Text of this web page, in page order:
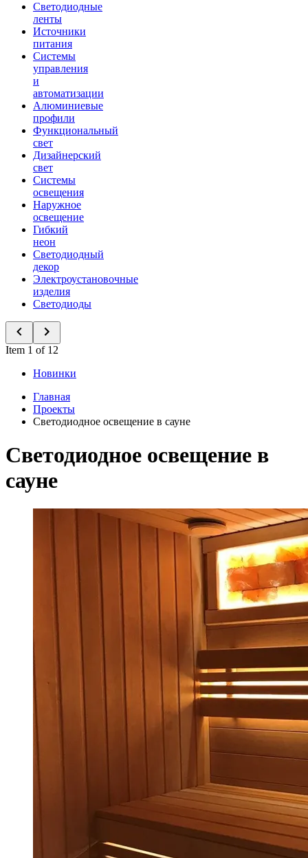
Светодиодные
ленты
Источники
питания
Системы
управления
и
автоматизации
Алюминиевые
профили
Функциональный
свет
Дизайнерский
свет
Системы
освещения
Наружное
освещение
Гибкий
неон
Светодиодный
декор
Электроустановочные
изделия
Светодиоды
Item 1 of 12
Новинки
Главная
Проекты
Светодиодное освещение в сауне
Светодиодное освещение в
сауне